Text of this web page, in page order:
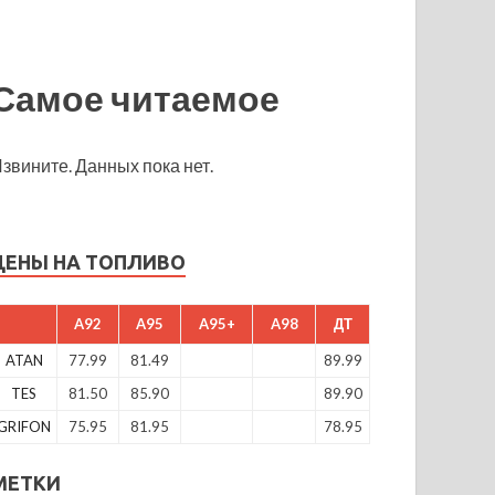
читаемое
Данных пока нет.
НА ТОПЛИВО
A92 A95 A95+ A98 ДТ
ATAN 77.99 81.49
89.99
TES
81.50 85.90
89.90
75.95 81.95 78.95